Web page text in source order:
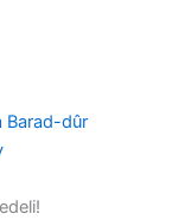
Barad-dûr